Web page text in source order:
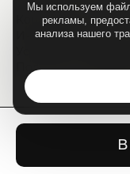
Контакты
Информация для
Политика
© Vizaje-Nica,
Все права защищены.
Мы используем
рекламы,
анализа нашего